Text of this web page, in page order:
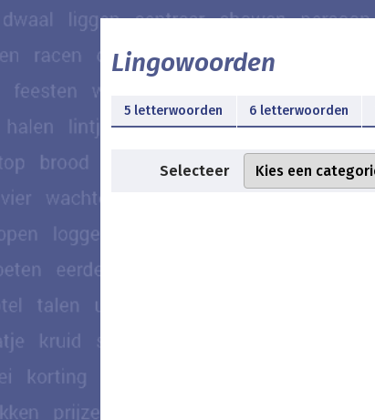
Lingowoorden
5 letterwoorden 6 letterwoorden
Selecteer